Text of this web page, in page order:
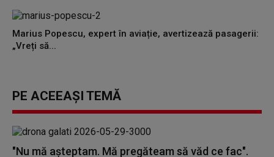
Marius Popescu, expert în aviație, avertizează pasagerii:
„Vreți să...
PE ACEEAȘI TEMĂ
"Nu mă așteptam. Mă pregăteam să văd ce fac".